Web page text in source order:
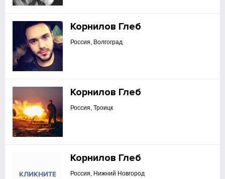
Корнилов Глеб
Россия, Волгоград
Корнилов Глеб
Россия, Троицк
Корнилов Глеб
Россия, Нижний Новгород